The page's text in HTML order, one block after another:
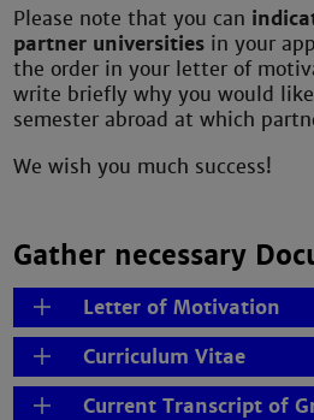
Please note that you can
partner universities in your
the order in your letter of
write briefly why you would
semester abroad at which
We wish you much success!
Gather necessary
Letter of Motivation
Curriculum Vitae
Current Transcript of